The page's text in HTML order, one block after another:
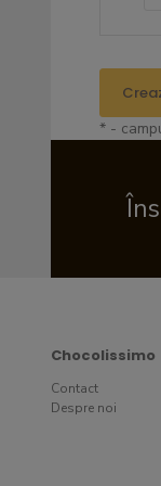
* -
Chocolissimo
Contact
Despre noi